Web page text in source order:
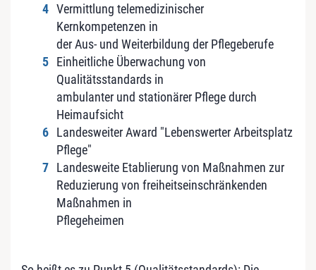
Vermittlung telemedizinischer
Kernkompetenzen in
der Aus- und Weiterbildung der Pflegeberufe
Einheitliche Überwachung von
Qualitätsstandards in
ambulanter und stationärer Pflege durch
Heimaufsicht
Landesweiter Award "Lebenswerter Arbeitsplatz
Pflege"
Landesweite Etablierung von Maßnahmen zur
Reduzierung von freiheitseinschränkenden
Maßnahmen in
Pflegeheimen